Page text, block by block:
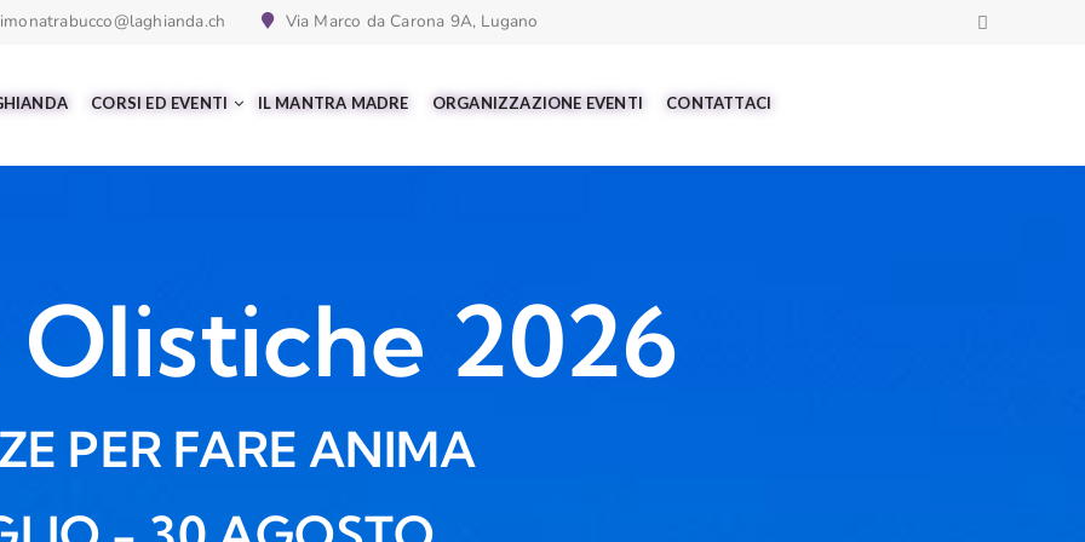
Via Marco da Carona 9A, Lugano
CORSI ED EVENTI IL MANTRA MADRE ORGANIZZAZIONE EVENTI CONTATTACI
Olistiche 2026
PER FARE ANIMA